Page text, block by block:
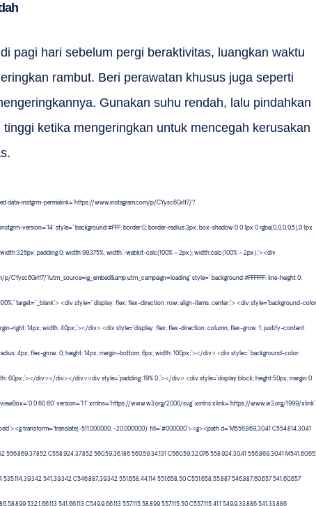
pagi hari sebelum pergi beraktivitas, luangkan waktu
rambut. Beri perawatan khusus juga seperti
Gunakan suhu rendah, lalu pindahkan
ketika mengeringkan untuk mencegah kerusakan
data-instgrm-permalink="https://www.instagram.com/p/CYysc6GrIf7/?
version="14" style=" background:#FFF; border:0; border-radius:3px; box-shadow:0 0 1px 0 rgba(0,0,0,0.5),0 1px
padding:0; width:99.375%; width:-webkit-calc(100% – 2px); width:calc(100% – 2px);"><div
CYysc6GrIf7/?utm_source=ig_embed&amp;utm_campaign=loading" style=" background:#FFFFFF; line-height:0;
target="_blank"> <div style=" display: flex; flex-direction: row; align-items: center;"> <div style="background-
right: 14px; width: 40px;"></div> <div style="display: flex; flex-direction: column; flex-grow: 1; justify-content:
4px; flex-grow: 0; height: 14px; margin-bottom: 6px; width: 100px;"></div> <div style=" background-color:
60px;"></div></div></div><div style="padding: 19% 0;"></div> <div style="display:block; height:50px; margin:0
0 60 60" version="1.1" xmlns="https://www.w3.org/2000/svg" xmlns:xlink="https://www.w3.org/1999/
transform="translate(-511.000000, -20.000000)" fill="#000000"><g><path d="M556.869,30.41 C554.814,30.41
556.869,37.852 C558.924,37.852 560.59,36.186 560.59,34.131 C560.59,32.076 558.924,30.41 556.869,30.41
541,39.342 C546.887,39.342 551.658,44.114 551.658,50 C551.658,55.887 546.887,60.657 541,60.657
532.1,66.113 541,66.113 C549.9,66.113 557.115,58.899 557.115,50 C557.115,41.1 549.9,33.886 541,33.886